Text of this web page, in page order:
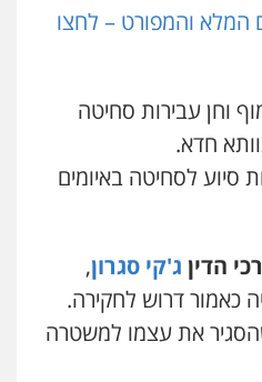
והמפורט – לחצו
וחן עבירות סחיטה
חדא.
סיוע לסחיטה באיומים
הדין ג'קי סגרון,
כאמור דרוש לחקירה.
את עצמו למשטרה
– משרד עו"ד
עורך דין פלילי